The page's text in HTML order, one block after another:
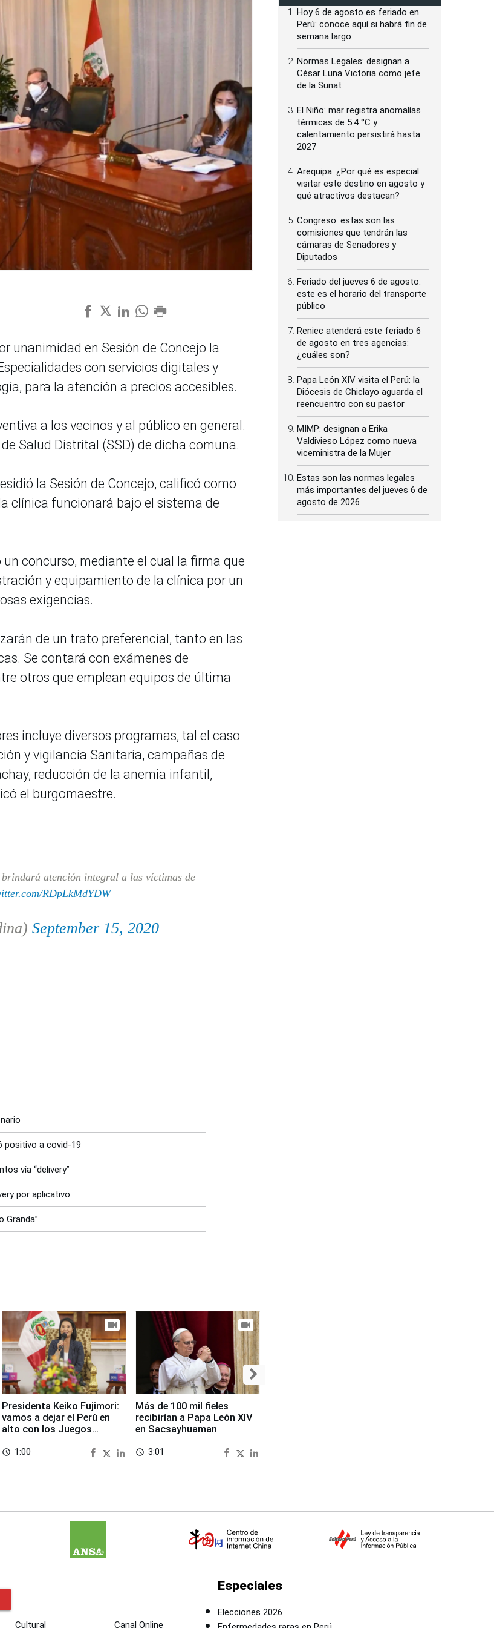
unanimidad en Sesión de Concejo la
con servicios digitales y
para la atención a precios accesibles.
a los vecinos y al público en general.
Salud Distrital (SSD) de dicha comuna.
la Sesión de Concejo, calificó como
clínica funcionará bajo el sistema de
concurso, mediante el cual la firma que
y equipamiento de la clínica por un
exigencias.
de un trato preferencial, tanto en las
Se contará con exámenes de
otros que emplean equipos de última
incluye diversos programas, tal el caso
y vigilancia Sanitaria, campañas de
reducción de la anemia infantil,
el burgomaestre.
atención integral a las víctimas de
RDpLkMdYDW
September 15, 2020
positivo a covid-19
vía “delivery”
por aplicativo
Granda”
Presidenta Keiko Fujimori:
vamos a dejar el Perú en
alto con los Juegos
access_time 1:00
Más de 100 mil fieles
recibirían a Papa León XIV
en Sacsayhuaman
access_time 3:01
Hoy 6 de agosto es feriado en
Perú: conoce aquí si habrá fin de
semana largo
Normas Legales: designan a
César Luna Victoria como jefe
de la Sunat
El Niño: mar registra anomalías
térmicas de 5.4 °C y
calentamiento persistirá hasta
2027
Arequipa: ¿Por qué es especial
visitar este destino en agosto y
qué atractivos destacan?
Congreso: estas son las
comisiones que tendrán las
cámaras de Senadores y
Diputados
Feriado del jueves 6 de agosto:
este es el horario del transporte
público
Reniec atenderá este feriado 6
de agosto en tres agencias:
¿cuáles son?
Papa León XIV visita el Perú: la
Diócesis de Chiclayo aguarda el
reencuentro con su pastor
MIMP: designan a Erika
Valdivieso López como nueva
viceministra de la Mujer
Estas son las normas legales
más importantes del jueves 6 de
agosto de 2026
Cultural Canal Online
Especiales
Elecciones 2026